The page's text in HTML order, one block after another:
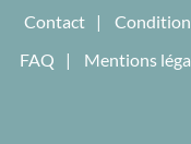
Contact
FAQ
Mentions